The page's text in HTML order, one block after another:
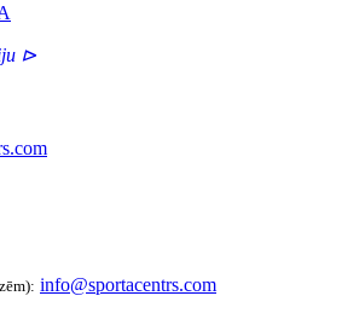
⊳
info@sportacentrs.com